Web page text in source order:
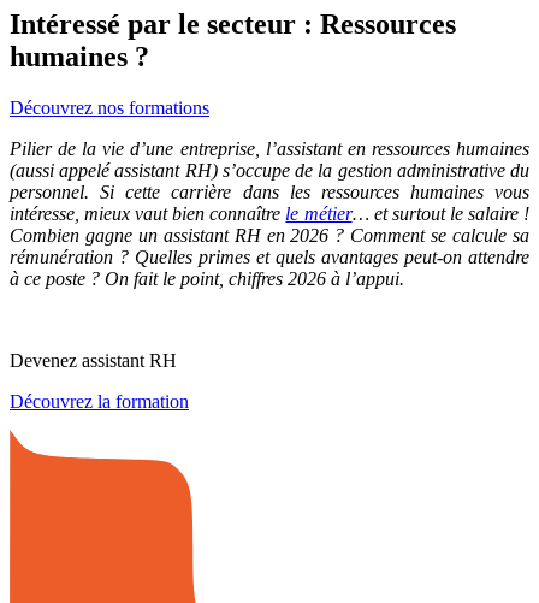
Intéressé par le secteur : Ressources
humaines ?
Découvrez nos formations
Pilier de la vie d’une entreprise, l’assistant en ressources humaines
(aussi appelé assistant RH) s’occupe de la gestion administrative du
personnel. Si cette carrière dans les ressources humaines vous
intéresse, mieux vaut bien connaître le métier… et surtout le salaire !
Combien gagne un assistant RH en 2026 ? Comment se calcule sa
rémunération ? Quelles primes et quels avantages peut-on attendre
à ce poste ? On fait le point, chiffres 2026 à l’appui.
Devenez assistant RH
Découvrez la formation